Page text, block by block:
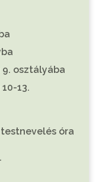
osztályába
13.
óra